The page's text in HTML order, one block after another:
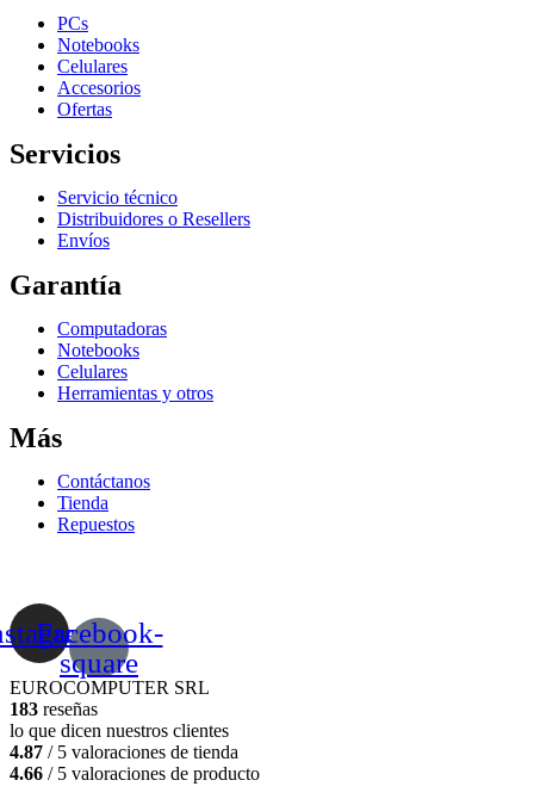
PCs
Notebooks
Celulares
Accesorios
Ofertas
Servicios
Servicio técnico
Distribuidores o Resellers
Envíos
Garantía
Computadoras
Notebooks
Celulares
Herramientas y otros
Más
Contáctanos
Tienda
Repuestos
Facebook-
square
EUROCOMPUTER SRL
183 reseñas
lo que dicen nuestros clientes
4.87 / 5 valoraciones de tienda
4.66 / 5 valoraciones de producto